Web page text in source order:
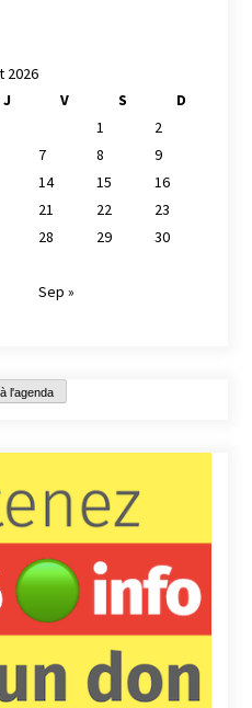
2026
J V S
D
1
2
7 8
9
14 15
16
21 22
23
28 29
30
Sep »
l'agenda